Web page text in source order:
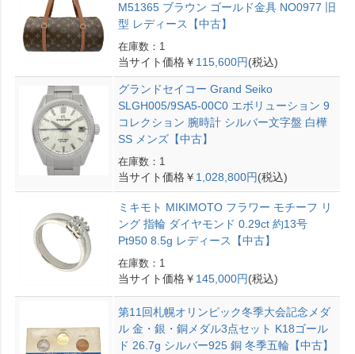
M51365 ブラウン ゴールド金具 NO0977 旧
型 レディース【中古】
在庫数：1
当サイト価格￥ 115,600円(税込)
グランドセイコー Grand Seiko
SLGH005/9SA5-00C0 エボリューション 9
コレクション 腕時計 シルバー文字盤 白樺
SS メンズ【中古】
在庫数：1
当サイト価格￥ 1,028,800円(税込)
ミキモト MIKIMOTO フラワー モチーフ リ
ング 指輪 ダイヤモンド 0.29ct 約13号
Pt950 8.5g レディース【中古】
在庫数：1
当サイト価格￥ 145,000円(税込)
第11回札幌オリンピック冬季大会記念メダ
ル 金・銀・銅メダル3点セット K18ゴール
ド 26.7g シルバー925 銅 冬季五輪【中古】